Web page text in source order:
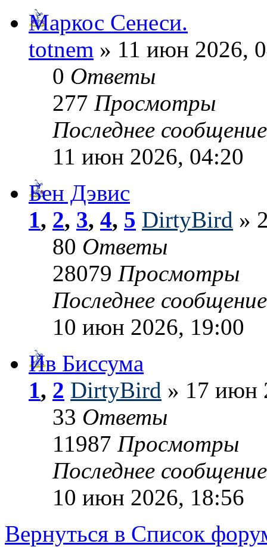
Маркос Сенеси.
totnem » 11 июн 2026,
0 Ответы
277 Просмотры
Последнее
11 июн 2026, 04:20
Бен Дэвис
1, 2, 3, 4, 5 DirtyBird »
80 Ответы
28079 Просмотры
Последнее
10 июн 2026, 19:00
Ив Биссума
1, 2 DirtyBird » 17 июн
33 Ответы
11987 Просмотры
Последнее
10 июн 2026, 18:56
Вернуться в Список